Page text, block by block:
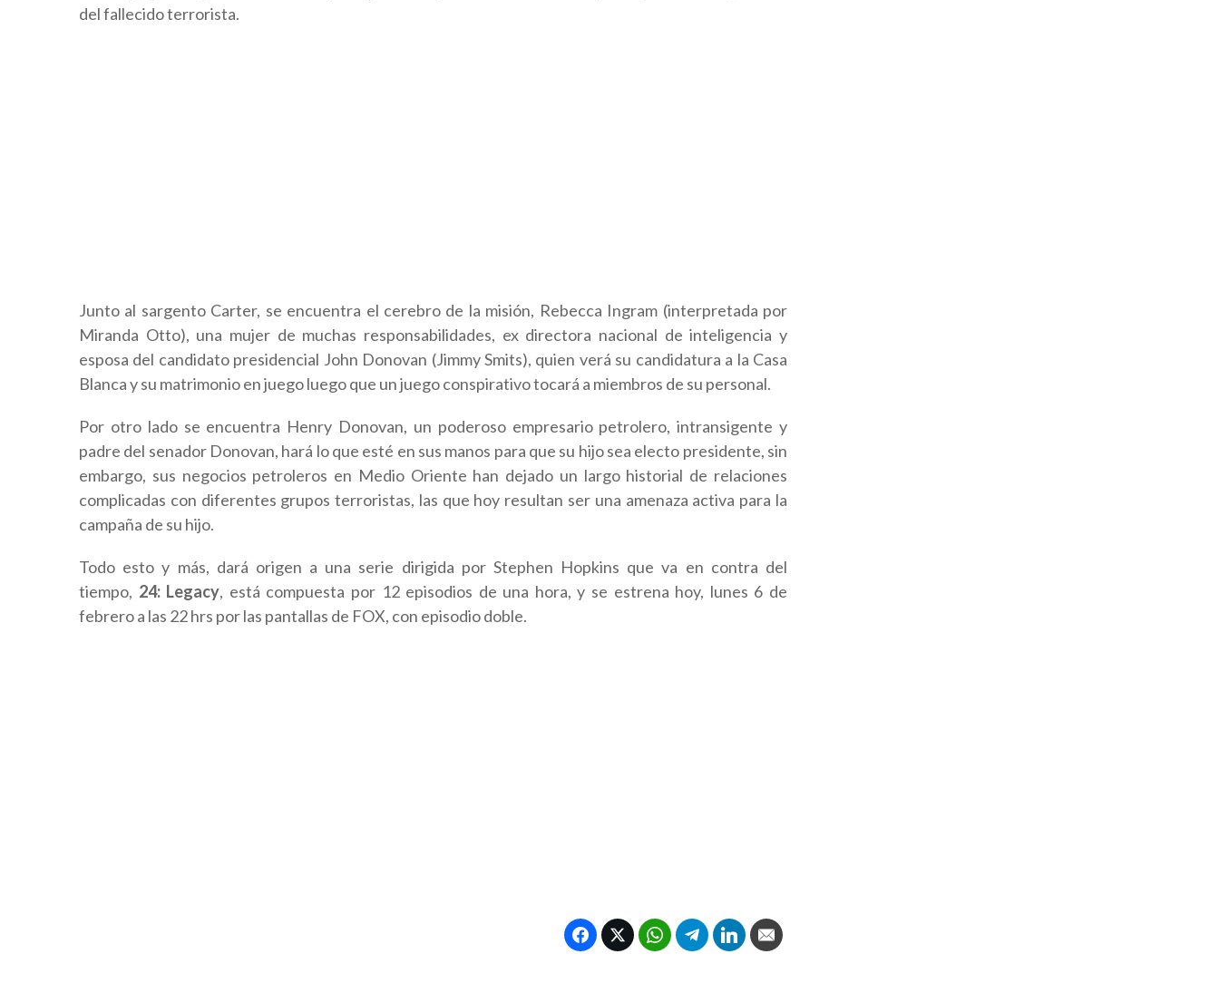
del fallecido terrorista.
Junto al sargento Carter, se encuentra el cerebro de la misión, Rebecca Ingram (interpretada por
Miranda Otto), una mujer de muchas responsabilidades, ex directora nacional de inteligencia y
esposa del candidato presidencial John Donovan (Jimmy Smits), quien verá su candidatura a la Casa
Blanca y su matrimonio en juego luego que un juego conspirativo tocará a miembros de su personal.
Por otro lado se encuentra Henry Donovan, un poderoso empresario petrolero, intransigente y
padre del senador Donovan, hará lo que esté en sus manos para que su hijo sea electo presidente, sin
embargo, sus negocios petroleros en Medio Oriente han dejado un largo historial de relaciones
complicadas con diferentes grupos terroristas, las que hoy resultan ser una amenaza activa para la
campaña de su hijo.
Todo esto y más, dará origen a una serie dirigida por Stephen Hopkins que va en contra del
tiempo, 24: Legacy, está compuesta por 12 episodios de una hora, y se estrena hoy, lunes 6 de
febrero a las 22 hrs por las pantallas de FOX, con episodio doble.